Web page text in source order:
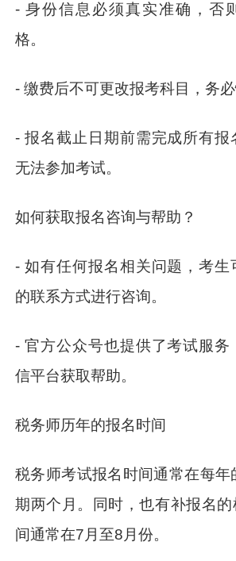
- 身份信息必须真实准确，否
格。
- 缴费后不可更改报考科目，务必
- 报名截止日期前需完成所有报
无法参加考试。
如何获取报名咨询与帮助？
- 如有任何报名相关问题，考生
的联系方式进行咨询。
- 官方公众号也提供了考试服务
信平台获取帮助。
税务师历年的报名时间
税务师考试报名时间通常在每年
期两个月。同时，也有补报名
间通常在7月至8月份。